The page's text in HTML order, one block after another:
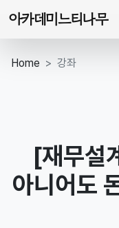
아카데미느티나무
Home 강좌
[재무설
아니어도